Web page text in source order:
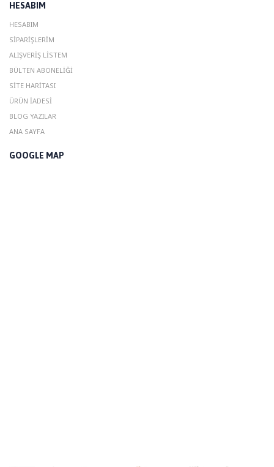
HESABIM
HESABIM
SIPARIŞLERIM
ALIŞVERIŞ LISTEM
BÜLTEN ABONELIĞI
SITE HARITASI
ÜRÜN İADESI
BLOG YAZILAR
ANA SAYFA
GOOGLE MAP